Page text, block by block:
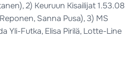
2) Keuruun Kisailijat 1.53.08
Sanna Pusa), 3) MS
Yli-Futka, Elisa Pirilä, Lotte-Line